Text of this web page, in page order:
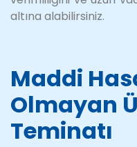
altına alabilirsiniz.
Maddi
Olmayan
Teminatı